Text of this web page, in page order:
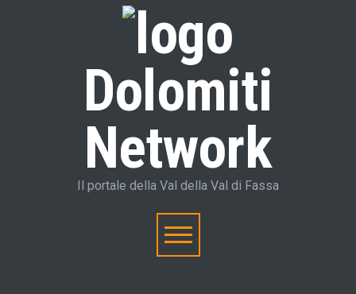
Dolomiti
Network
Il portale della Val della Val di Fassa